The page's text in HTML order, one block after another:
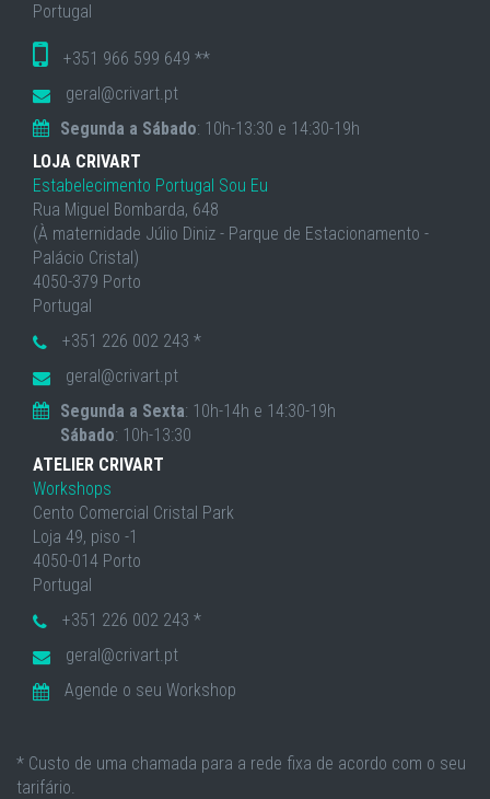
Portugal
+351 966 599 649 **
geral@crivart.pt
Segunda a Sábado: 10h-13:30 e 14:30-19h
LOJA CRIVART
Estabelecimento Portugal Sou Eu
Rua Miguel Bombarda, 648
(À maternidade Júlio Diniz - Parque de Estacionamento -
Palácio Cristal)
4050-379 Porto
Portugal
+351 226 002 243 *
geral@crivart.pt
Segunda a Sexta: 10h-14h e 14:30-19h
Sábado: 10h-13:30
ATELIER CRIVART
Workshops
Cento Comercial Cristal Park
Loja 49, piso -1
4050-014 Porto
Portugal
+351 226 002 243 *
geral@crivart.pt
Agende o seu Workshop
* Custo de uma chamada para a rede fixa de acordo com o seu
tarifário.